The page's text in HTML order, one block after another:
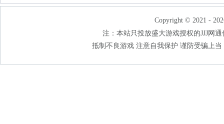
Copyright © 2021 -
注：本站只投放盛大游戏授权的JJJ网
抵制不良游戏 注意自我保护 谨防受骗上